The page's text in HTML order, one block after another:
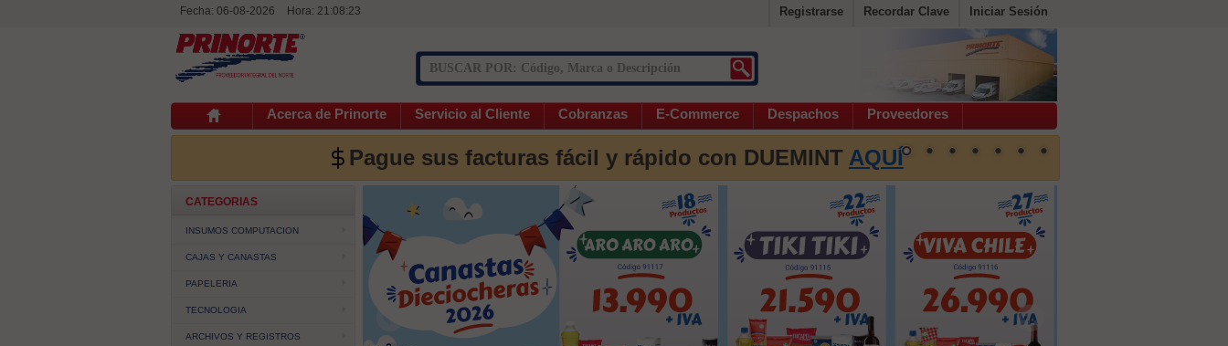
Fecha: 06-08-2026 Hora: 21:08:23 Registrarse Recordar Clave Iniciar Sesión
Acerca de Prinorte Servicio al Cliente Cobranzas E-Commerce Despachos Proveedores
Pague sus facturas fácil y rápido con DUEMINT AQUÍ
CATEGORIAS
INSUMOS COMPUTACION
CAJAS Y CANASTAS
PAPELERIA
TECNOLOGIA
ARCHIVOS Y REGISTROS